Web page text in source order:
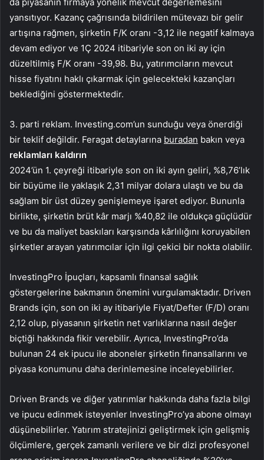
yansıtıyor. Kazanç çağrısında bildirilen mütevazı bir gelir
artışına rağmen, şirketin F/K oranı -3,12 ile negatif kalmaya
devam ediyor ve 1Ç 2024 itibariyle son on iki ay için
düzeltilmiş F/K oranı -39,98. Bu, yatırımcıların mevcut
hisse fiyatını haklı çıkarmak için gelecekteki kazançları
beklediğini göstermektedir.
3. parti reklam. Investing.com’un sunduğu veya önerdiği
bir teklif değildir. Feragat detaylarına buradan bakın veya
reklamları kaldırın
2024’ün 1. çeyreği itibariyle son on iki ayın geliri, %8,76’lık
bir büyüme ile yaklaşık 2,31 milyar dolara ulaştı ve bu da
sağlam bir üst düzey genişlemeye işaret ediyor. Bununla
birlikte, şirketin brüt kâr marjı %40,82 ile oldukça güçlüdür
ve bu da maliyet baskıları karşısında kârlılığını koruyabilen
şirketler arayan yatırımcılar için ilgi çekici bir nokta olabilir.
InvestingPro İpuçları, kapsamlı finansal sağlık
göstergelerine bakmanın önemini vurgulamaktadır. Driven
Brands için, son on iki ay itibariyle Fiyat/Defter (F/D) oranı
2,12 olup, piyasanın şirketin net varlıklarına nasıl değer
biçtiği hakkında fikir verebilir. Ayrıca, InvestingPro’da
bulunan 24 ek ipucu ile aboneler şirketin finansallarını ve
piyasa konumunu daha derinlemesine inceleyebilirler.
Driven Brands ve diğer yatırımlar hakkında daha fazla bilgi
ve ipucu edinmek isteyenler InvestingPro’ya abone olmayı
düşünebilirler. Yatırım stratejinizi geliştirmek için gelişmiş
ölçümlere, gerçek zamanlı verilere ve bir dizi profesyonel